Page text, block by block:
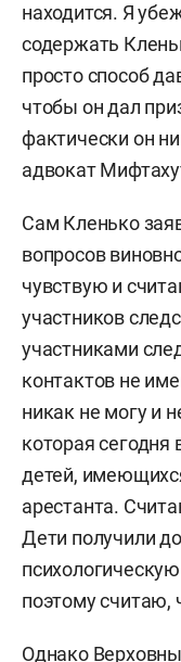
находится. Я
содержать
просто способ
чтобы он дал
фактически он
адвокат
Сам Кленько
вопросов
чувствую и
участников
участниками
контактов не
никак не могу и
которая
детей,
арестанта.
Дети получили
поэтому считаю,
Однако